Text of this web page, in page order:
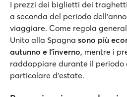
I prezzi dei biglietti dei
a seconda del periodo
viaggiare. Come regola
Unito alla Spagna sono più
autunno e l'inverno, mentre i
raddoppiare durante il periodo
particolare d'estate.